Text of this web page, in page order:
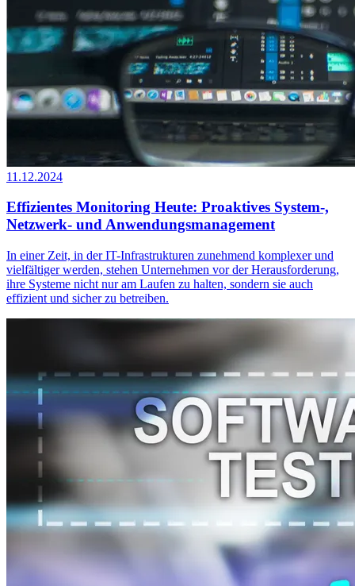
11.12.2024
Effizientes Monitoring Heute: Proaktives System-,
Netzwerk- und Anwendungsmanagement
In einer Zeit, in der IT-Infrastrukturen zunehmend komplexer und
vielfältiger werden, stehen Unternehmen vor der Herausforderung,
ihre Systeme nicht nur am Laufen zu halten, sondern sie auch
effizient und sicher zu betreiben.